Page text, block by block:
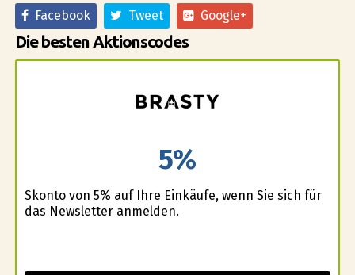
Facebook
Tweet Google+
Die besten Aktionscodes
5%
Skonto von 5% auf Ihre Einkäufe, wenn Sie sich für
das Newsletter anmelden.